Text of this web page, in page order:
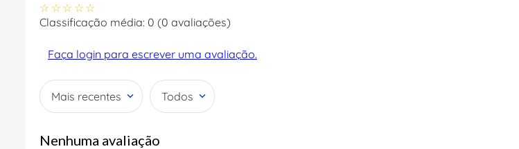
☆ ☆ ☆ ☆ ☆
Classificação média: 0 (0 avaliações)
Faça login para escrever uma avaliação.
Mais recentes Todos
Nenhuma avaliação